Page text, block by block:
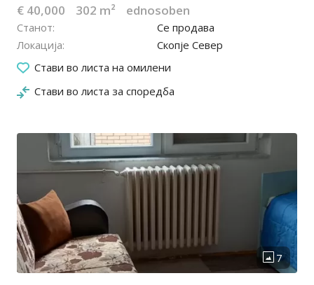
€ 40,000 302 m² ednosoben
Станот
Се продава
Локација
Скопје Север
Стави во листа на омилени
Стави во листа за споредба
26.09.2025